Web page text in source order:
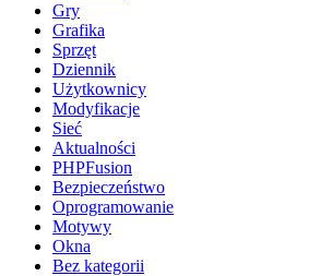
Gry
Grafika
Sprzęt
Dziennik
Użytkownicy
Modyfikacje
Sieć
Aktualności
PHPFusion
Bezpieczeństwo
Oprogramowanie
Motywy
Okna
Bez kategorii